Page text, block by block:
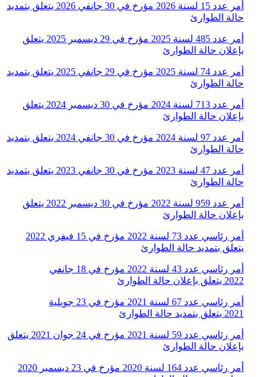
أمر عدد 15 لسنة 2026 مؤرخ في 30 جانفي 2026 يتعلق بتمديد
حالة الطوارئ
أمر عدد 485 لسنة 2025 مؤرخ في 29 ديسمبر 2025 يتعلق
بإعلان حالة الطوارئ
أمر عدد 74 لسنة 2025 مؤرخ في 29 جانفي 2025 يتعلق بتمديد
حالة الطوارئ
أمر عدد 713 لسنة 2024 مؤرخ في 30 ديسمبر 2024 يتعلق
بإعلان حالة الطوارئ
أمر عدد 97 لسنة 2024 مؤرخ في 30 جانفي 2024 يتعلق بتمديد
حالة الطوارئ
أمر عدد 47 لسنة 2023 مؤرخ في 30 جانفي 2023 يتعلق بتمديد
حالة الطوارئ
أمر عدد 959 لسنة 2022 مؤرخ في 30 ديسمبر 2022 يتعلق
بإعلان حالة الطوارئ
أمر رئاسي عدد 73 لسنة 2022 مؤرخ في 15 فيفري 2022
يتعلق بتمديد حالة الطوارئ
أمر رئاسي عدد 43 لسنة 2022 مؤرخ في 18 جانفي
2022 يتعلق بإعلان حالة الطوارئ
أمر رئاسي عدد 67 لسنة 2021 مؤرخ في 23 جويلية
2021 يتعلق بتمديد حالة الطوارئ
أمر رئاسي عدد 59 لسنة 2021 مؤرخ في 24 جوان 2021 يتعلق
بإعلان حالة الطوارئ
أمر رئاسي عدد 164 لسنة 2020 مؤرخ في 23 ديسمبر 2020